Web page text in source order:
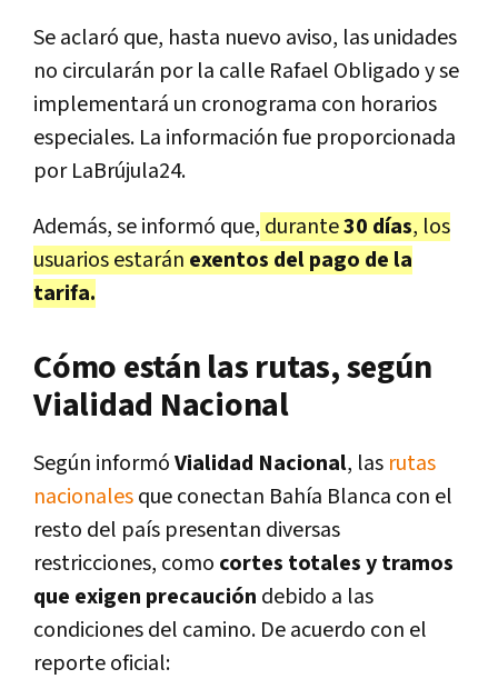
Se aclaró que, hasta nuevo aviso, las unidades
no circularán por la calle Rafael Obligado y se
implementará un cronograma con horarios
especiales. La información fue proporcionada
por LaBrújula24.
Además, se informó que, durante30 días, los
usuarios estarán exentos del pago de la
tarifa.
Cómo están las rutas, según
Vialidad Nacional
Según informóVialidad Nacional, las rutas
nacionalesque conectan Bahía Blanca con el
resto del país presentan diversas
restricciones, como cortes totales y tramos
que exigen precaución debido a las
condiciones del camino. De acuerdo con el
reporte oficial: